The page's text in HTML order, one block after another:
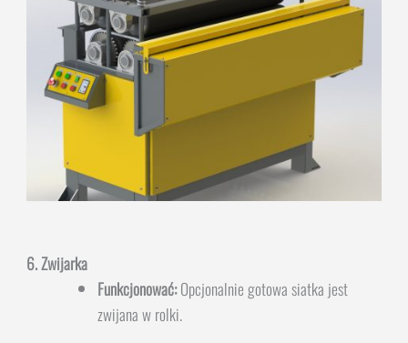
6. Zwijarka
Funkcjonować:Opcjonalnie gotowa siatka jest
zwijana w rolki.